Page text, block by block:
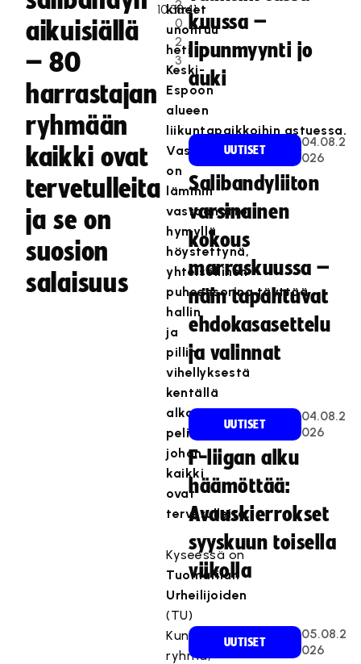
aikuisiällä
– 80
harrastajan
ryhmään
kaikki ovat
tervetulleita
ja se on
suosion
salaisuus
2
0
2
3
kiireet
unohtuu
heti
Keski-
Espoon
alueen
liikuntapaikkoihin astuessa.
Vastassa
on
lämmin
vastaanotto
hymyllä
höystettynä,
yhteisöllinen
puheensorina täyttää
hallin
ja
pillin
vihellyksestä
kentällä
alkavat
pelit,
johon
kaikki
ovat
tervetulleita.
Kyseessä on
Tuomarilan
Urheilijoiden
(TU)
Kuntosäbä-
ryhmä,
kuussa –
lipunmyynti jo
auki
UUTISET
04.08.2
026
Salibandyliiton
varsinainen
kokous
marraskuussa –
näin tapahtuvat
ehdokasasettelu
ja valinnat
UUTISET
04.08.2
026
F-liigan alku
häämöttää:
Avauskierrokset
syyskuun toisella
viikolla
UUTISET
05.08.2
026